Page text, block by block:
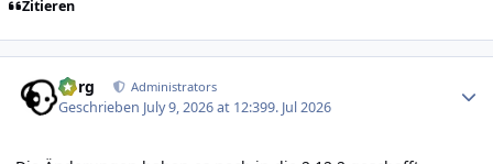
Zitieren
borg Administrators
Geschrieben July 9, 2026 at 12:399. Jul 2026